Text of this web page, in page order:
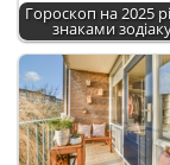
Гороскоп на 2025
знаками